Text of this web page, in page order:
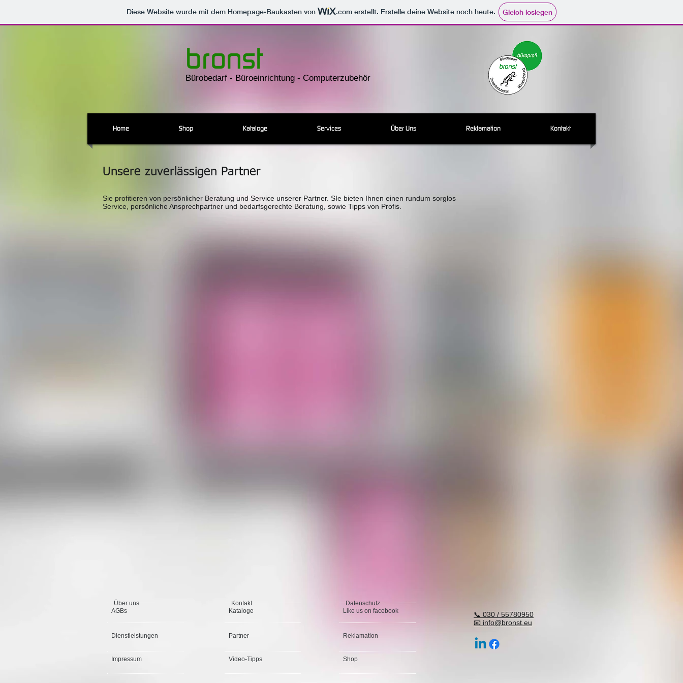
Diese Website wurde mit dem Homepage-Baukasten von .com erstellt. Erstelle deine Website noch heute. Gleich loslegen
bronst
Bürobedarf - Büroeinrichtung - Computerzubehör
Home Shop Kataloge Services Über Uns Reklamation Kontakt
Unsere zuverlässigen Partner
Sie profitieren von persönlicher Beratung und Service unserer Partner. SIe bieten Ihnen einen rundum sorglos
Service, persönliche Ansprechpartner und bedarfsgerechte Beratung, sowie Tipps von Profis.
Über uns
AGBs
Dienstleistungen
Impressum
Kontakt
Kataloge
Partner
Video-Tipps
Datenschutz
Like us on facebook
Reklamation
Shop
📞 030 / 55780950
📧 info@bronst.eu